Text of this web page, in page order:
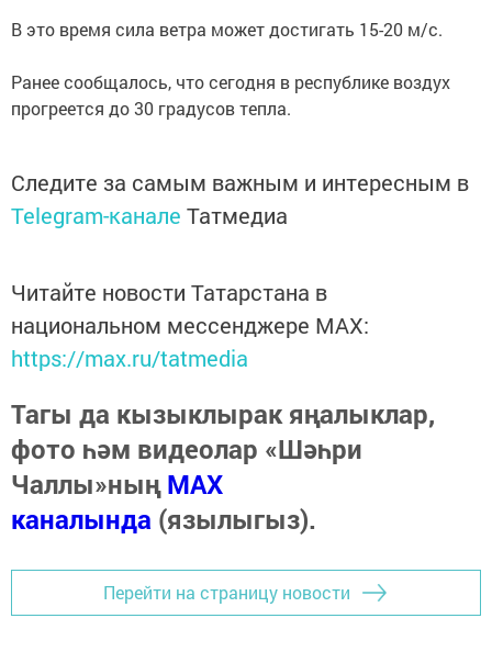
В это время сила ветра может достигать 15-20 м/с.
Ранее сообщалось, что сегодня в республике воздух
прогреется до 30 градусов тепла.
Следите за самым важным и интересным в
Telegram-канале Татмедиа
Читайте новости Татарстана в
национальном мессенджере MАХ:
https://max.ru/tatmedia
Тагы да кызыклырак яңалыклар,
фото һәм видеолар «Шәһри
Чаллы»ныңMAX
каналында (язылыгыз).
Перейти на страницу новости